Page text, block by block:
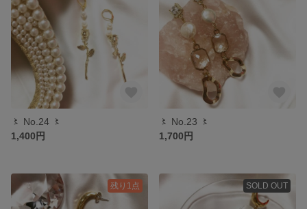
〻 No.24 〻
1,400円
〻 No.23 〻
1,700円
残り1点 SOLD OUT